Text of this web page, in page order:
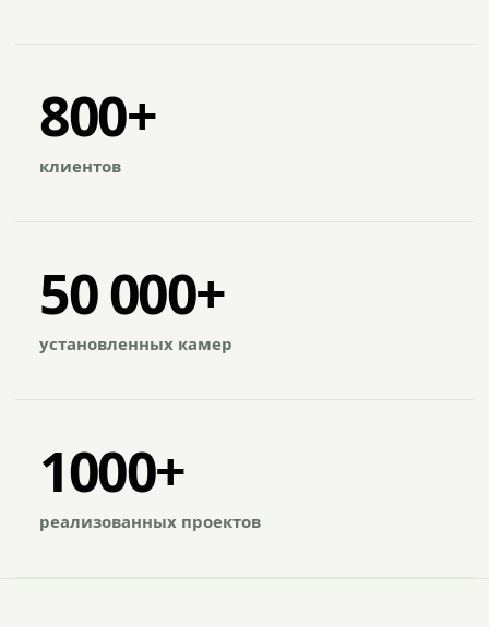
800+
клиентов
50 000+
установленных камер
1000+
реализованных проектов